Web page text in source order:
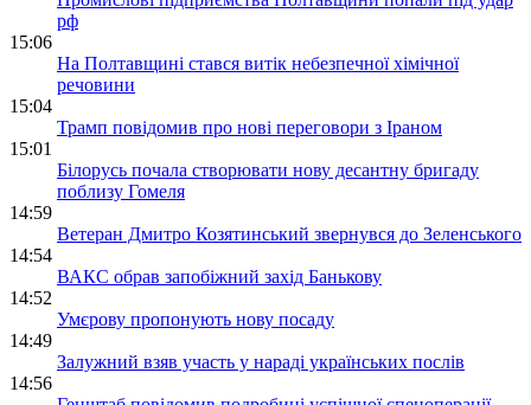
рф
15:06
На Полтавщині стався витік небезпечної хімічної
речовини
15:04
Трамп повідомив про нові переговори з Іраном
15:01
Білорусь почала створювати нову десантну бригаду
поблизу Гомеля
14:59
Ветеран Дмитро Козятинський звернувся до Зеленського
14:54
ВАКС обрав запобіжний захід Банькову
14:52
Умєрову пропонують нову посаду
14:49
Залужний взяв участь у нараді українських послів
14:56